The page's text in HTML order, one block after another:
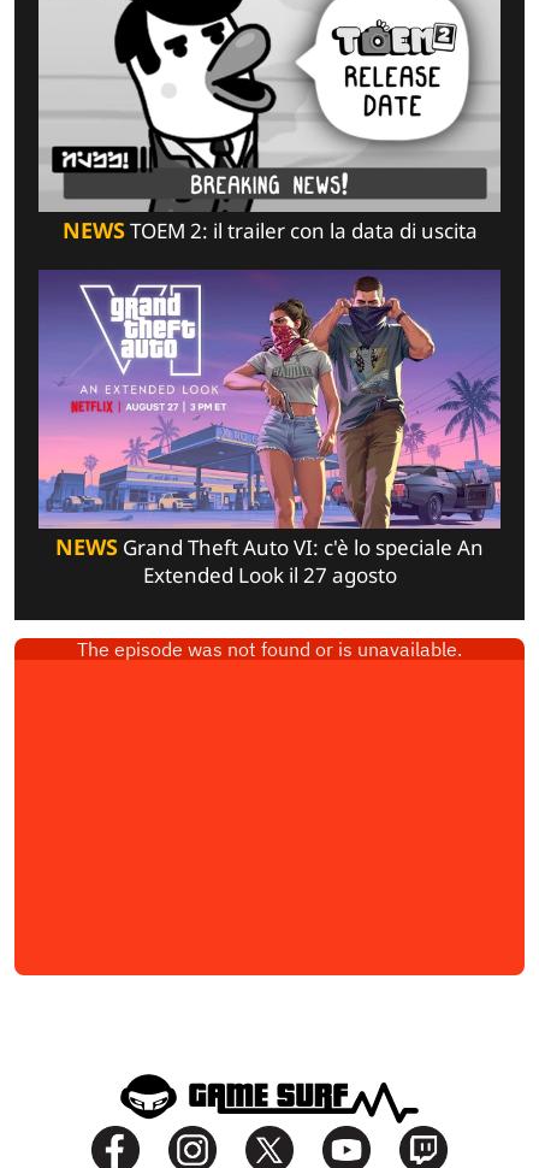
NEWSTOEM 2: il trailer con la data di uscita
NEWS Grand Theft Auto VI: c'è lo speciale An
Extended Look il 27 agosto